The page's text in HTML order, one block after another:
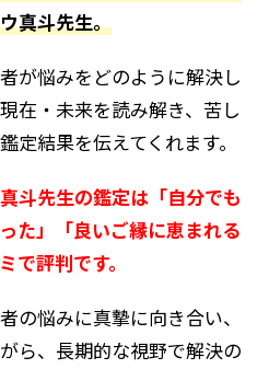
真斗先生。
が悩みをどのように解決し
在・未来を読み解き、苦し
定結果を伝えてくれます。
斗先生の鑑定は「自分でも
た」「良いご縁に恵まれる
で評判です。
の悩みに真摯に向き合い、
ら、長期的な視野で解決の